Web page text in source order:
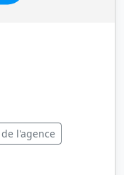
l'agence